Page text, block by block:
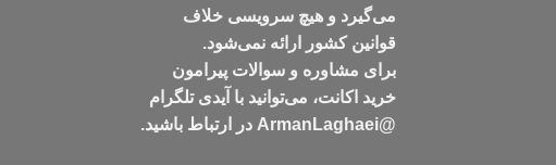
می‌گیرد و هیچ سرویسی خلاف
قوانین کشور ارائه نمی‌شود.
برای مشاوره و سوالات پیرامون
خرید اکانت، می‌توانید با آیدی تلگرام
@ArmanLaghaei در ارتباط باشید.